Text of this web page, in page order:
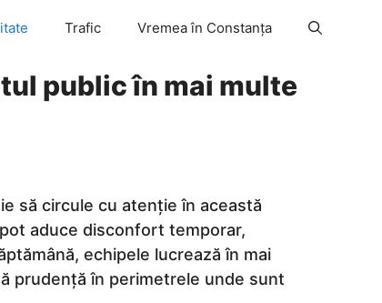
Trafic Vremea în Constanța
public în mai multe
să circule cu atenție în această
aduce disconfort temporar,
echipele lucrează în mai
prudență în perimetrele unde sunt